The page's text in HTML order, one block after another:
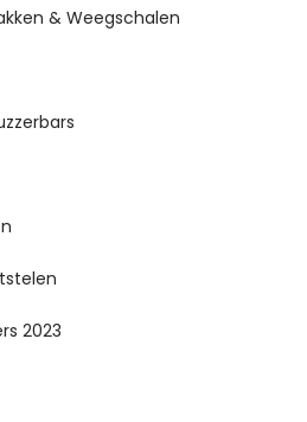
& Weegschalen
2023